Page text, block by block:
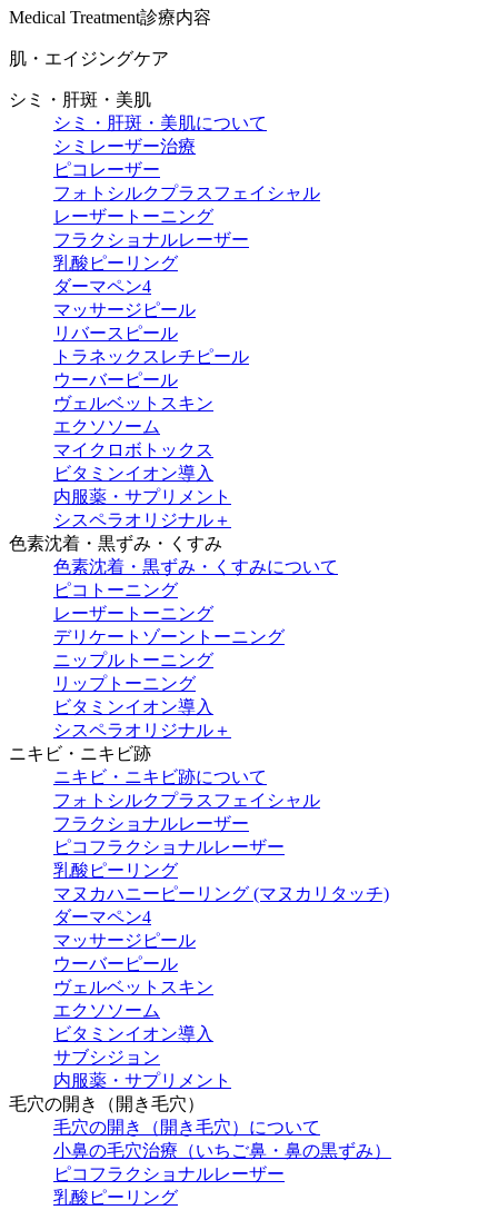
Medical Treatment診療内容
肌・エイジングケア
シミ・肝斑・美肌
シミ・肝斑・美肌について
シミレーザー治療
ピコレーザー
フォトシルクプラスフェイシャル
レーザートーニング
フラクショナルレーザー
乳酸ピーリング
ダーマペン4
マッサージピール
リバースピール
トラネックスレチピール
ウーバーピール
ヴェルベットスキン
エクソソーム
マイクロボトックス
ビタミンイオン導入
内服薬・サプリメント
シスペラオリジナル＋
色素沈着・黒ずみ・くすみ
色素沈着・黒ずみ・くすみについて
ピコトーニング
レーザートーニング
デリケートゾーントーニング
ニップルトーニング
リップトーニング
ビタミンイオン導入
シスペラオリジナル＋
ニキビ・ニキビ跡
ニキビ・ニキビ跡について
フォトシルクプラスフェイシャル
フラクショナルレーザー
ピコフラクショナルレーザー
乳酸ピーリング
マヌカハニーピーリング (マヌカリタッチ)
ダーマペン4
マッサージピール
ウーバーピール
ヴェルベットスキン
エクソソーム
ビタミンイオン導入
サブシジョン
内服薬・サプリメント
毛穴の開き（開き毛穴）
毛穴の開き（開き毛穴）について
小鼻の毛穴治療（いちご鼻・鼻の黒ずみ）
ピコフラクショナルレーザー
乳酸ピーリング